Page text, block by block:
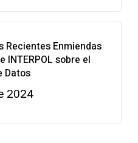
Recientes Enmiendas
INTERPOL sobre el
Datos
2024